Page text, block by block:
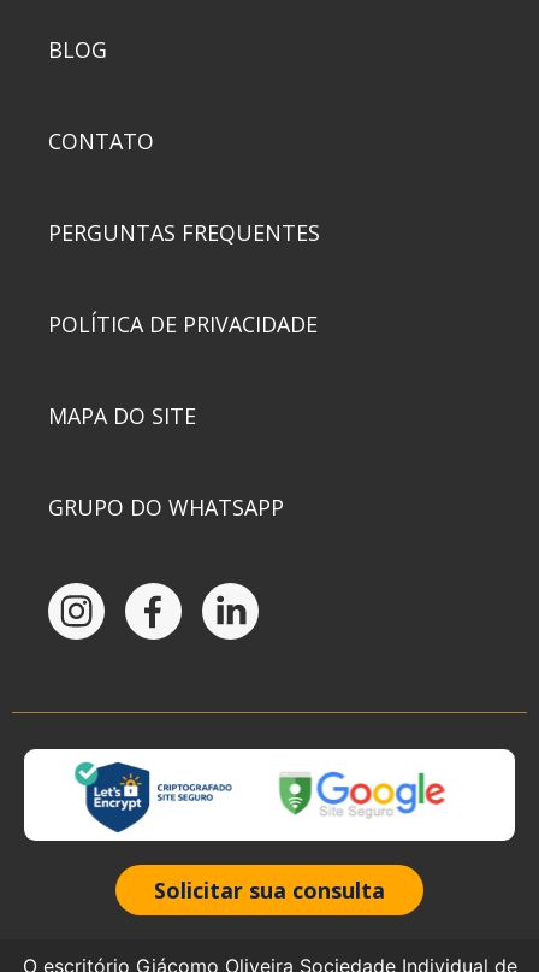
BLOG
CONTATO
PERGUNTAS FREQUENTES
POLÍTICA DE PRIVACIDADE
MAPA DO SITE
GRUPO DO WHATSAPP
Solicitar sua consulta
O escritório Giácomo Oliveira Sociedade Individual de